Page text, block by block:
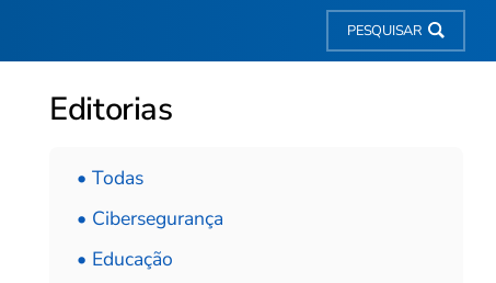
Editorias
• Todas
• Cibersegurança
• Educação
PESQUISAR